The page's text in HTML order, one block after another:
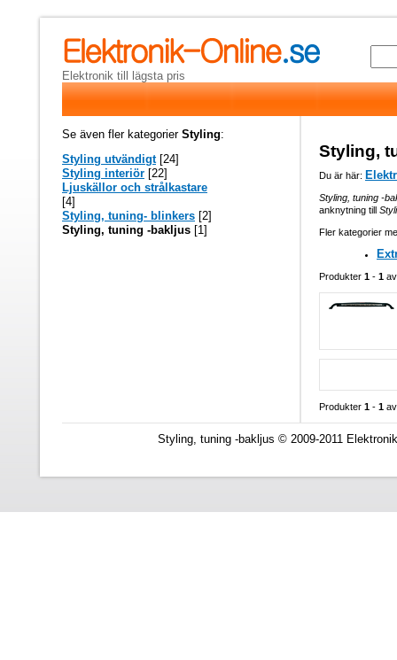
Elektronik till lägsta pris
Styling,
Du är här:
Styling, tuning -
anknytning till
Fler kategorier
Produkter 1 - 1
Produkter 1 - 1
Se även fler kategorier Styling:
Styling utvändigt[24]
Styling interiör [22]
Ljuskällor och strålkastare
[4]
Styling, tuning- blinkers [2]
Styling, tuning -bakljus [1]
Styling, tuning -bakljus © 2009-2011